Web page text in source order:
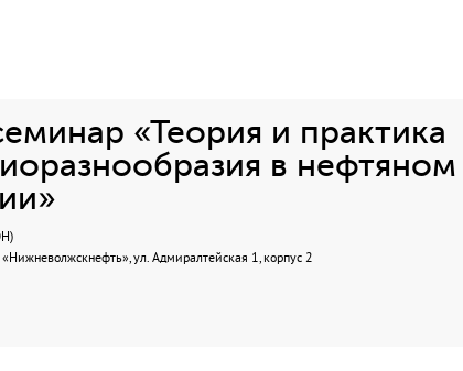
«Теория и практика
в нефтяном
ул. Адмиралтейская 1, корпус 2